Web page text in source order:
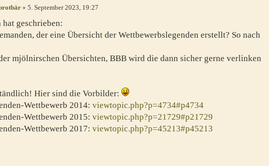
» 5. September 2023, 19:27
hat geschrieben:
der eine Übersicht der Wettbewerbslegenden erstellt? So nach
mjölnirschen Übersichten, BBB wird die dann sicher gerne verlinken
Hier sind die Vorbilder:
Wettbewerb 2014: viewtopic.php?p=4734#p4734
Wettbewerb 2015: viewtopic.php?p=21729#p21729
Wettbewerb 2017: viewtopic.php?p=45213#p45213